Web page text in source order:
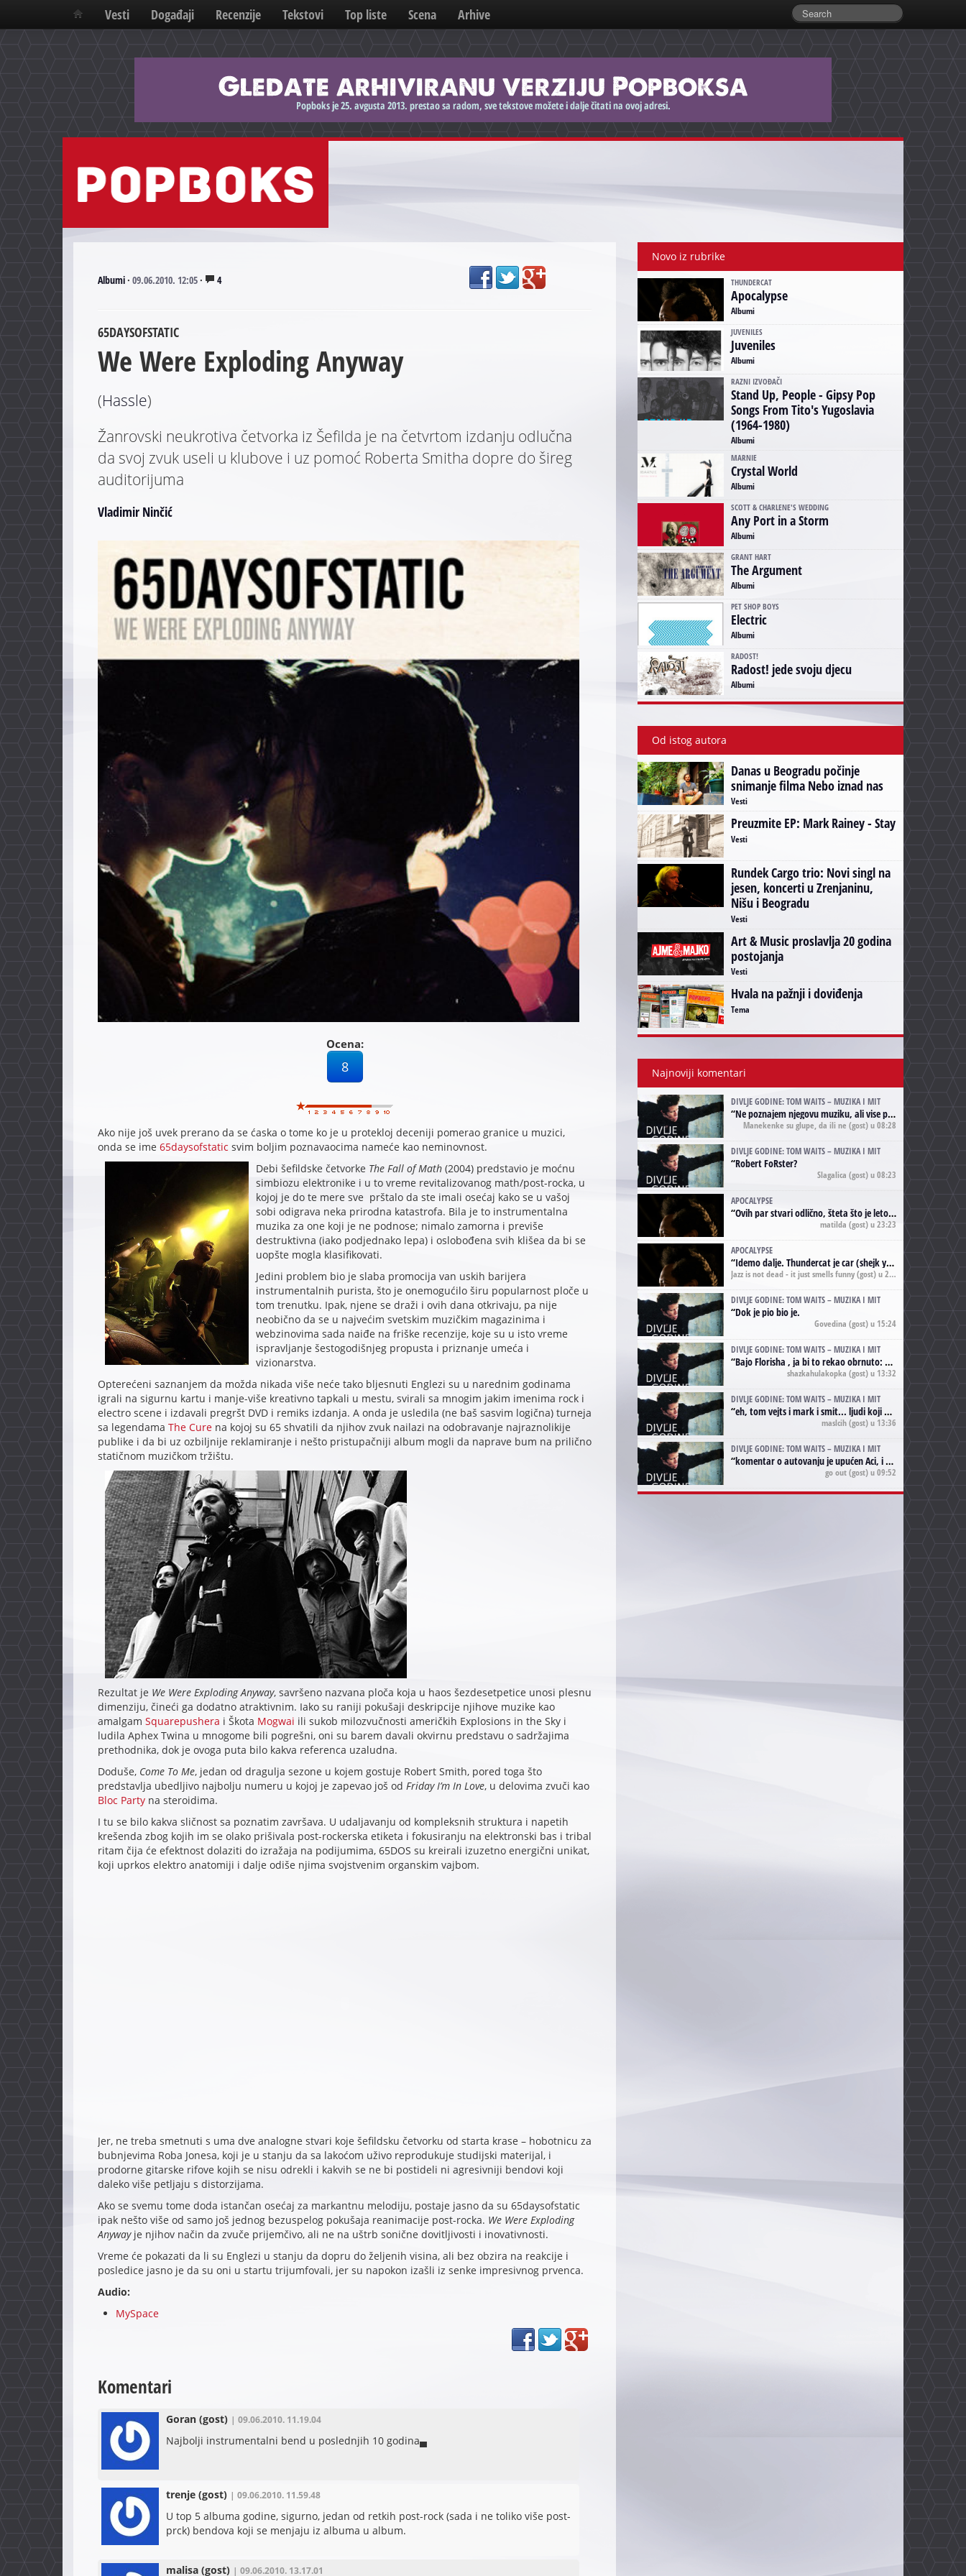
Vesti Događaji Recenzije Tekstovi Top liste Scena Arhive
Albumi· 09.06.2010. 12:05· 4
65DAYSOFSTATIC
We Were Exploding Anyway
(Hassle)
Žanrovski neukrotiva četvorka iz Šefilda je na četvrtom izdanju odlučna
da svoj zvuk useli u klubove i uz pomoć Roberta Smitha dopre do šireg
auditorijuma
Vladimir Ninčić
Ocena:
8
Ako nije još uvek prerano da se ćaska o tome ko je u protekloj deceniji pomerao granice u muzici,
onda se ime 65daysofstatic svim boljim poznavaocima nameće kao neminovnost.
Debi šefildske četvorke The Fall of Math(2004) predstavio je moćnu
simbiozu elektronike i u to vreme revitalizovanog math/post-rocka, u
kojoj je do te mere sve prštalo da ste imali osećaj kako se u vašoj
sobi odigrava neka prirodna katastrofa. Bila je to instrumentalna
muzika za one koji je ne podnose; nimalo zamorna i previše
destruktivna (iako podjednako lepa) i oslobođena svih klišea da bi se
uopšte mogla klasifikovati.
Jedini problem bio je slaba promocija van uskih barijera
instrumentalnih purista, što je onemogućilo širu popularnost ploče u
tom trenutku. Ipak, njene se draži i ovih dana otkrivaju, pa nije
neobično da se u najvećim svetskim muzičkim magazinima i
webzinovima sada naiđe na friške recenzije, koje su u isto vreme
ispravljanje šestogodišnjeg propusta i priznanje umeća i
vizionarstva.
Opterećeni saznanjem da možda nikada više neće tako bljesnuti Englezi su u narednim godinama
igrali na sigurnu kartu i manje-više kreativno tapkali u mestu, svirali sa mnogim jakim imenima rock i
electro scene i izdavali pregršt DVD i remiks izdanja. A onda je usledila (ne baš sasvim logična) turneja
sa legendama The Curena kojoj su 65 shvatili da njihov zvuk nailazi na odobravanje najraznolikije
publike i da bi uz ozbiljnije reklamiranje i nešto pristupačniji album mogli da naprave bum na prilično
statičnom muzičkom tržištu.
Rezultat je We Were Exploding Anyway, savršeno nazvana ploča koja u haos šezdesetpetice unosi plesnu
dimenziju, čineći ga dodatno atraktivnim. Iako su raniji pokušaji deskripcije njihove muzike kao
amalgam Squarepushera i Škota Mogwai ili sukob milozvučnosti američkih Explosions in the Sky i
ludila Aphex Twina u mnogome bili pogrešni, oni su barem davali okvirnu predstavu o sadržajima
prethodnika, dok je ovoga puta bilo kakva referenca uzaludna.
Doduše, Come To Me, jedan od dragulja sezone u kojem gostuje Robert Smith, pored toga što
predstavlja ubedljivo najbolju numeru u kojoj je zapevao još od Friday I’m In Love, u delovima zvuči kao
Bloc Partyna steroidima.
I tu se bilo kakva sličnost sa poznatim završava. U udaljavanju od kompleksnih struktura i napetih
krešenda zbog kojih im se olako prišivala post-rockerska etiketa i fokusiranju na elektronski bas i tribal
ritam čija će efektnost dolaziti do izražaja na podijumima, 65DOS su kreirali izuzetno energični unikat,
koji uprkos elektro anatomiji i dalje odiše njima svojstvenim organskim vajbom.
Jer, ne treba smetnuti s uma dve analogne stvari koje šefildsku četvorku od starta krase – hobotnicu za
bubnjevima Roba Jonesa, koji je u stanju da sa lakoćom uživo reprodukuje studijski materijal, i
prodorne gitarske rifove kojih se nisu odrekli i kakvih se ne bi postideli ni agresivniji bendovi koji
daleko više petljaju s distorzijama.
Ako se svemu tome doda istančan osećaj za markantnu melodiju, postaje jasno da su 65daysofstatic
ipak nešto više od samo još jednog bezuspelog pokušaja reanimacije post-rocka. We Were Exploding
Anywayje njihov način da zvuče prijemčivo, ali ne na uštrb sonične dovitljivosti i inovativnosti.
Vreme će pokazati da li su Englezi u stanju da dopru do željenih visina, ali bez obzira na reakcije i
posledice jasno je da su oni u startu trijumfovali, jer su napokon izašli iz senke impresivnog prvenca.
Audio:
MySpace
Komentari
Goran(gost) | 09.06.2010. 11.19.04
Najbolji instrumentalni bend u poslednjih 10 godina▄
trenje(gost) | 09.06.2010. 11.59.48
U top 5 albuma godine, sigurno, jedan od retkih post-rock (sada i ne toliko više post-
prck) bendova koji se menjaju iz albuma u album.
malisa(gost) | 09.06.2010. 13.17.01
Novo iz rubrike
THUNDERCAT
Apocalypse
Albumi
JUVENILES
Juveniles
Albumi
RAZNI IZVOĐAČI
Stand Up, People - Gipsy Pop
Songs From Tito's Yugoslavia
(1964-1980)
Albumi
MARNIE
Crystal World
Albumi
SCOTT & CHARLENE'S WEDDING
Any Port in a Storm
Albumi
GRANT HART
The Argument
Albumi
PET SHOP BOYS
Electric
Albumi
RADOST!
Radost! jede svoju djecu
Albumi
Od istog autora
Danas u Beogradu počinje
snimanje filma Nebo iznad nas
Vesti
Preuzmite EP: Mark Rainey - Stay
Vesti
Rundek Cargo trio: Novi singl na
jesen, koncerti u Zrenjaninu,
Nišu i Beogradu
Vesti
Art & Music proslavlja 20 godina
postojanja
Vesti
Hvala na pažnji i doviđenja
Tema
Najnoviji komentari
DIVLJE GODINE: TOM WAITS – MUZIKA I MIT
“Ne poznajem njegovu muziku, ali vise puta nego sto sam to zazeleo gledao sam njegove umjetnicke slike na raznim stranama interneta. Te stoga zakljucujem da je Tom Waits Lady Gaga muzike namrstenih, ma
Manekenke su glupe, da ili ne (gost) u 08:28
DIVLJE GODINE: TOM WAITS – MUZIKA I MIT
“Robert FoRster?
Slagalica (gost) u 08:23
APOCALYPSE
“Ovih par stvari odlično, šteta što je leto pri kraju, a kaput koji te vervoatno podseća na pirotski ćilim je iz tradicije Navaho indijanaca ;)
matilda (gost) u 23:23
APOCALYPSE
“Idemo dalje. Thundercat je car (shejk yerbuti )!
Jazz is not dead - it just smells funny(gost) u 20:11
DIVLJE GODINE: TOM WAITS – MUZIKA I MIT
“Dok je pio bio je.
Govedina (gost) u 15:24
DIVLJE GODINE: TOM WAITS – MUZIKA I MIT
“Bajo Florisha , ja bi to rekao obrnuto: Beefheart je za Waitsa, isto sto i Hendrix za Lenny Kravitza
shazkahulakopka (gost) u 13:32
DIVLJE GODINE: TOM WAITS – MUZIKA I MIT
“eh, tom vejts i mark i smit... ljudi koji bi muzici više doprineli da su radili kao vozači tramvaja u gsp-u.
maslcih(gost) u 13:36
DIVLJE GODINE: TOM WAITS – MUZIKA I MIT
“komentar o autovanju je upućen Aci, i odnosi se na ono drugo autovanje...'senzualnost Waitsa' ;)
go out(gost) u 09:52